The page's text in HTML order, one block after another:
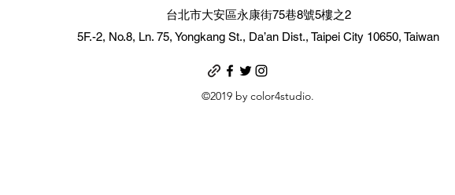
台北市大安區永康街75巷8號5樓之2
5F.-2, No.8, Ln. 75, Yongkang St., Da’an Dist., Taipei City 10650, Taiwan
©2019 by color4studio.